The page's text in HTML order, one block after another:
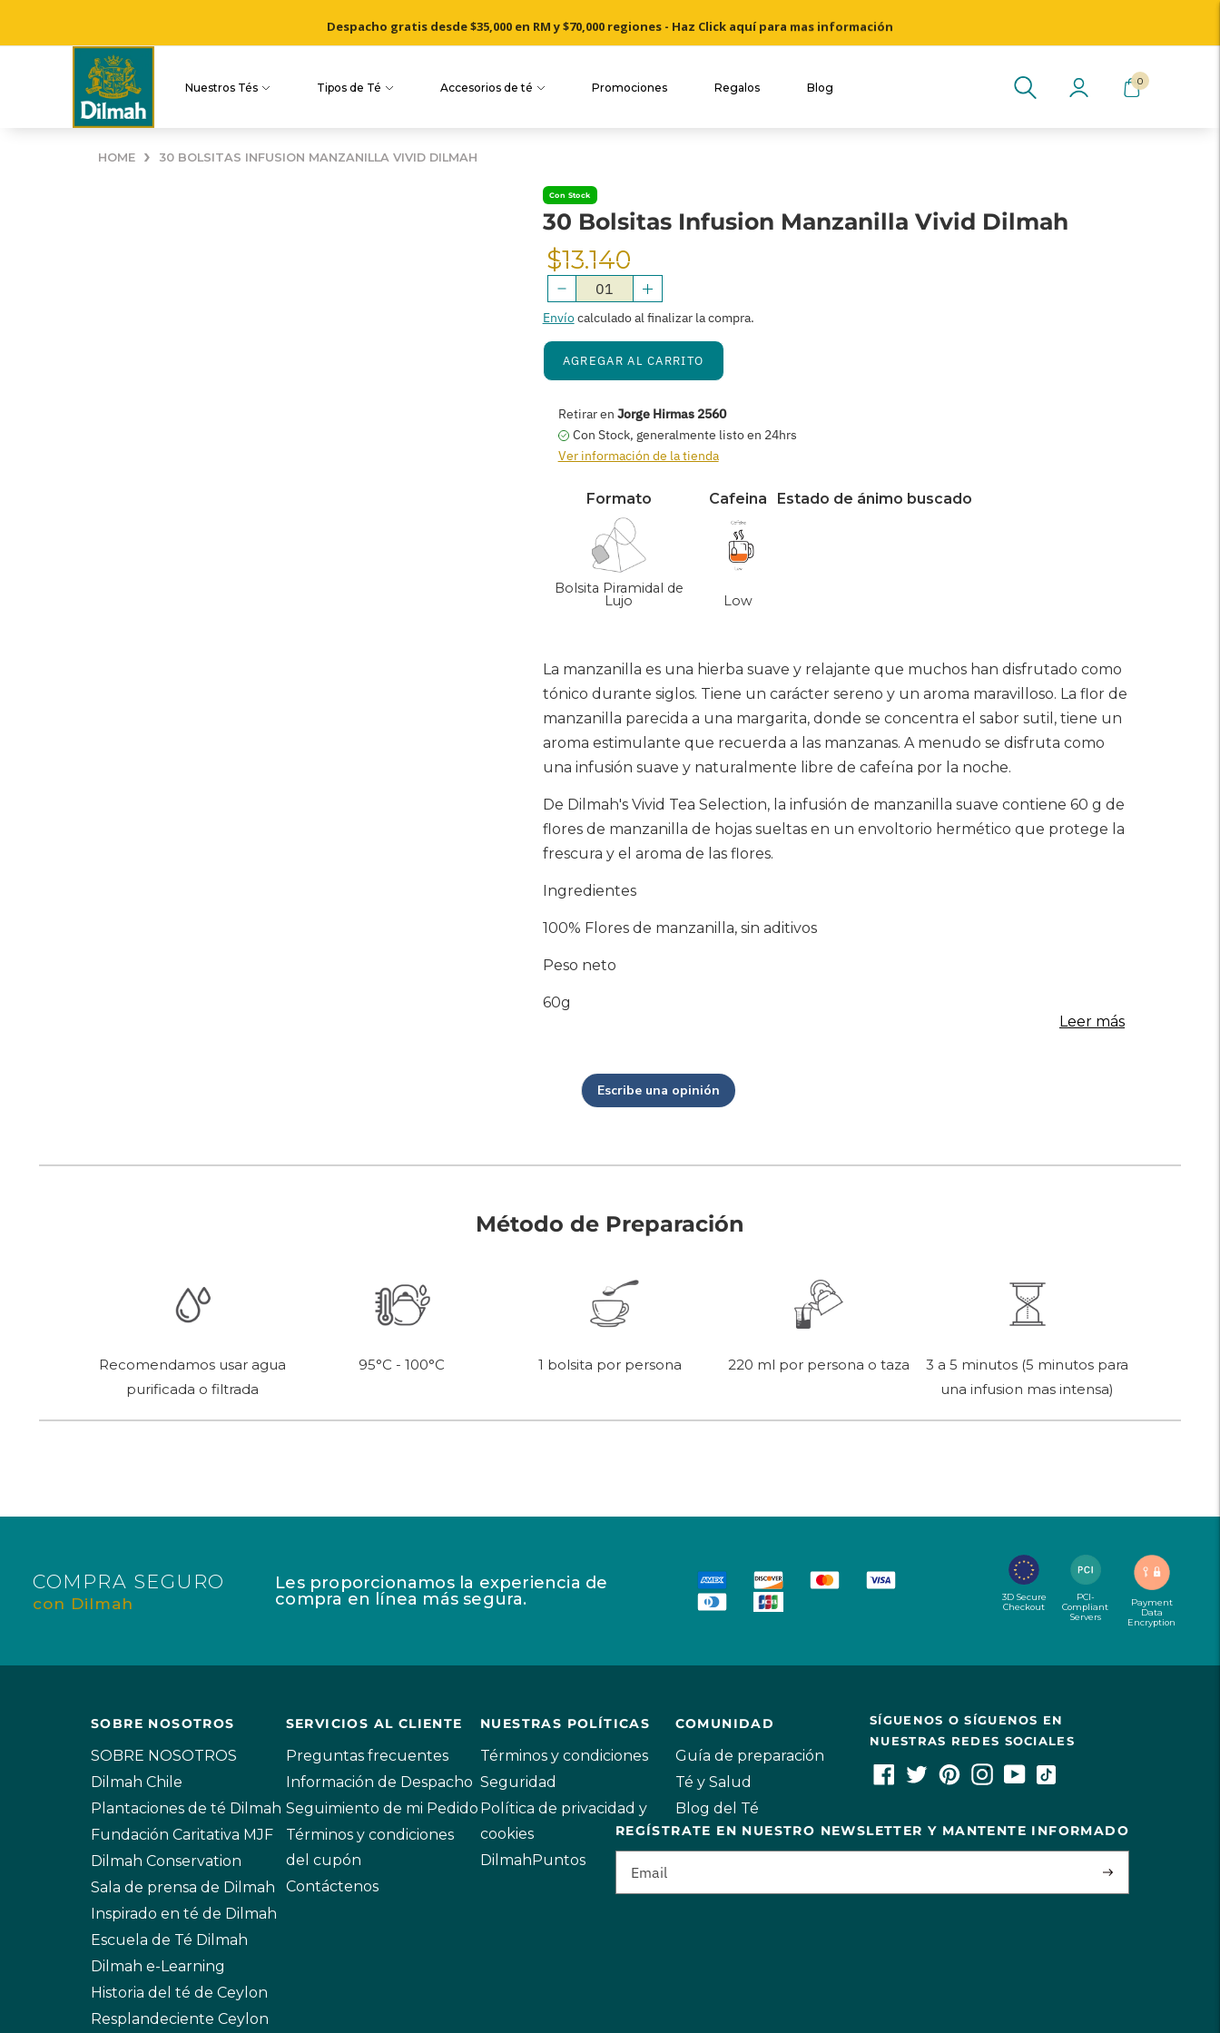
Cosechado a mano desde nuestros jardines de té de Ceylon
Despacho gratis desde $35,000 en RM y $70,000 regiones - Haz Click aquí para mas información
Nuestros Tés Tipos de Té Accesorios de té Promociones Regalos Blog 0
HOME › 30 BOLSITAS INFUSION MANZANILLA VIVID DILMAH
Con Stock
30 Bolsitas Infusion Manzanilla Vivid Dilmah
Precio
Normal
$13.140
Envíocalculado al finalizar la compra.
AGREGAR AL CARRITO
Retirar en Jorge Hirmas 2560
Con Stock, generalmente listo en 24hrs
Ver información de la tienda
Formato
Bolsita Piramidal de
Lujo
Cafeina
Low
Estado de ánimo buscado
La manzanilla es una hierba suave y relajante que muchos han disfrutado como
tónico durante siglos. Tiene un carácter sereno y un aroma maravilloso. La flor de
manzanilla parecida a una margarita, donde se concentra el sabor sutil, tiene un
aroma estimulante que recuerda a las manzanas. A menudo se disfruta como
una infusión suave y naturalmente libre de cafeína por la noche.
De Dilmah's Vivid Tea Selection, la infusión de manzanilla suave contiene 60 g de
flores de manzanilla de hojas sueltas en un envoltorio hermético que protege la
frescura y el aroma de las flores.
Ingredientes
100% Flores de manzanilla, sin aditivos
Peso neto
60g
Leer más
Escribe una opinión
Método de Preparación
Recomendamos usar agua
purificada o filtrada
95°C - 100°C 1 bolsita por persona 220 ml por persona o taza
3 a 5 minutos (5 minutos para
una infusion mas intensa)
COMPRA SEGURO
con Dilmah
Les proporcionamos la experiencia de
compra en línea más segura.
3D Secure
Checkout
PCI-
Compliant
Servers
Payment
Data
Encryption
SOBRE NOSOTROS
SOBRE NOSOTROS
Dilmah Chile
Plantaciones de té Dilmah
Fundación Caritativa MJF
Dilmah Conservation
Sala de prensa de Dilmah
Inspirado en té de Dilmah
Escuela de Té Dilmah
Dilmah e-Learning
Historia del té de Ceylon
Resplandeciente Ceylon
SERVICIOS AL CLIENTE
Preguntas frecuentes
Información de Despacho
Seguimiento de mi Pedido
Términos y condiciones
del cupón
Contáctenos
NUESTRAS POLÍTICAS
Términos y condiciones
Seguridad
Política de privacidad y
cookies
DilmahPuntos
COMUNIDAD
Guía de preparación
Té y Salud
Blog del Té
SÍGUENOS O SÍGUENOS EN
NUESTRAS REDES SOCIALES
REGÍSTRATE EN NUESTRO NEWSLETTER Y MANTENTE INFORMADO